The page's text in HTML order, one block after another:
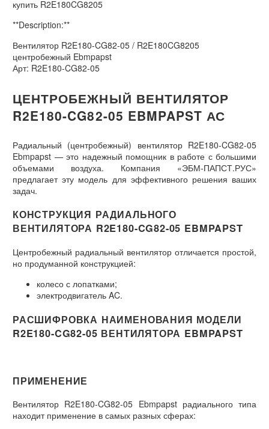
купить R2E180CG8205
**Description:**
Вентилятор R2E180-CG82-05 / R2E180CG8205
центробежный Ebmpapst
Арт: R2E180-CG82-05
ЦЕНТРОБЕЖНЫЙ ВЕНТИЛЯТОР
R2E180-CG82-05 EBMPAPST АС
Радиальный (центробежный) вентилятор R2E180-CG82-05
Ebmpapst — это надежный помощник в работе с большими
объемами воздуха. Компания «ЭБМ-ПАПСТ.РУС»
предлагает эту модель для эффективного решения ваших
задач.
КОНСТРУКЦИЯ РАДИАЛЬНОГО
ВЕНТИЛЯТОРА R2E180-CG82-05 EBMPAPST
Центробежный радиальный вентилятор отличается простой,
но продуманной конструкцией:
колесо с лопатками;
электродвигатель AC.
РАСШИФРОВКА НАИМЕНОВАНИЯ МОДЕЛИ
R2E180-CG82-05 ВЕНТИЛЯТОРА EBMPAPST
ПРИМЕНЕНИЕ
Вентилятор R2E180-CG82-05 Ebmpapst радиального типа
находит применение в самых разных сферах: